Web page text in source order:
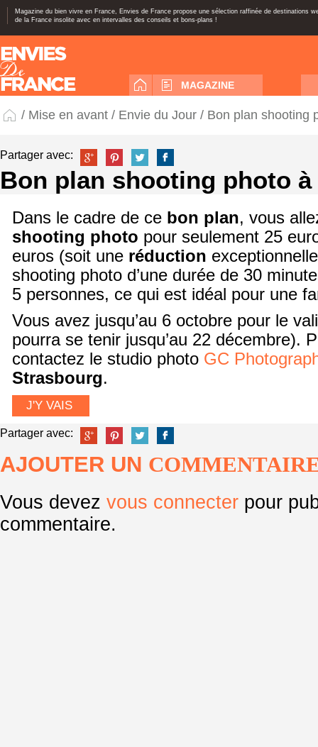
Magazine du bien vivre en France, Envies de France propose une sélection raffinée de destinations
de la France insolite avec en intervalles des conseils et bons-plans !
MAGAZINE
/ Mise en avant / Envie du Jour / Bon plan shooting
Partager avec:
Bon plan shooting photo
Dans le cadre de ce bon plan, vous
shooting photo pour seulement 25
euros (soit une réduction
shooting photo d’une durée de 30
5 personnes, ce qui est idéal pour une
Vous avez jusqu’au 6 octobre pour le
pourra se tenir jusqu’au 22 décembre).
contactez le studio photo GC
Strasbourg.
J'Y VAIS
Partager avec:
AJOUTER UN
Vous devez vous connecter pour
commentaire.